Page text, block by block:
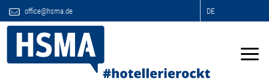
office@hsma.de DE